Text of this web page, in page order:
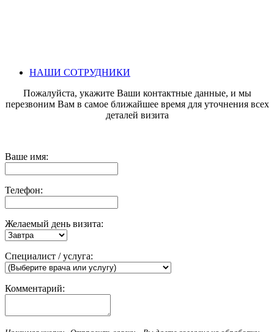
НАШИ СОТРУДНИКИ
Пожалуйста, укажите Ваши контактные данные, и мы
перезвоним Вам в самое ближайшее время для уточнения всех
деталей визита
Ваше имя:
Телефон:
Желаемый день визита:
Специалист / услуга:
Комментарий: